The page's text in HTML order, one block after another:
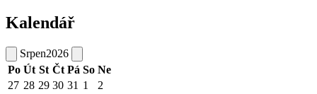
Kalendář
Srpen2026
Po Út St Čt Pá So Ne
27 28 29 30 31 1
2